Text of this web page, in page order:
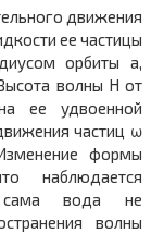
движения
ее частицы
орбиты a,
волны H от
ее удвоенной
частиц ω
формы
наблюдается
сама вода не
волны